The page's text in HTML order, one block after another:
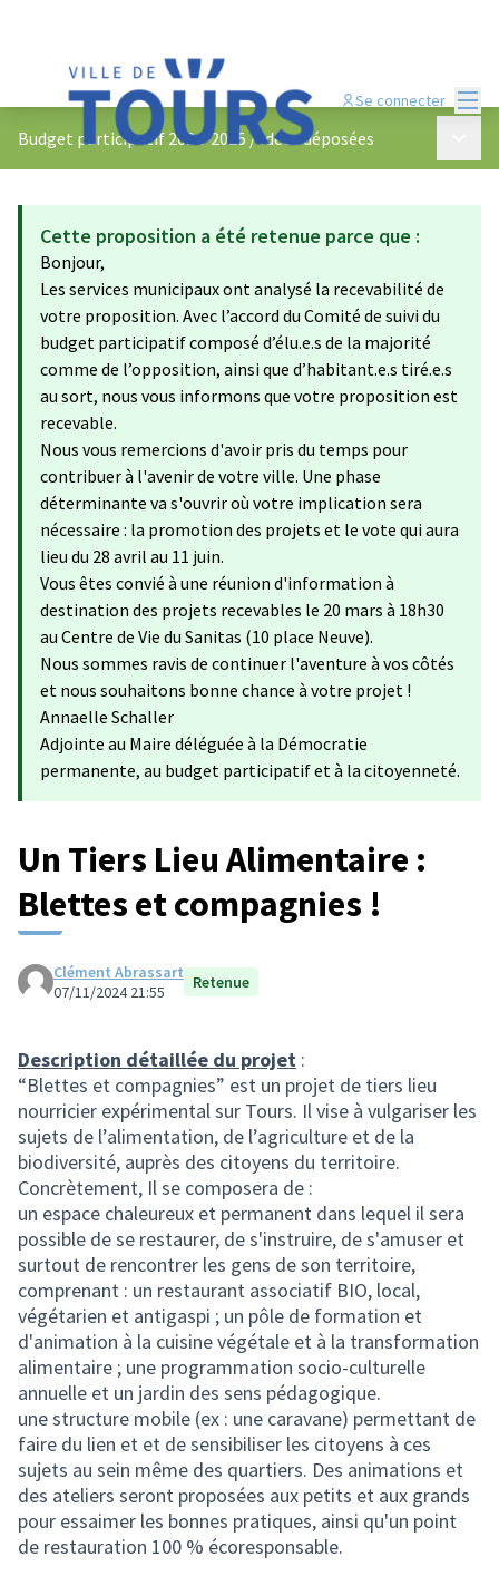
Se connecter
Budget participatif 2024-2025 /Idées déposées
Cette proposition a été retenue parce que :
Bonjour,
Les services municipaux ont analysé la recevabilité de
votre proposition. Avec l’accord du Comité de suivi du
budget participatif composé d’élu.e.s de la majorité
comme de l’opposition, ainsi que d’habitant.e.s tiré.e.s
au sort, nous vous informons que votre proposition est
recevable.
Nous vous remercions d'avoir pris du temps pour
contribuer à l'avenir de votre ville. Une phase
déterminante va s'ouvrir où votre implication sera
nécessaire : la promotion des projets et le vote qui aura
lieu du 28 avril au 11 juin.
Vous êtes convié à une réunion d'information à
destination des projets recevables le 20 mars à 18h30
au Centre de Vie du Sanitas (10 place Neuve).
Nous sommes ravis de continuer l'aventure à vos côtés
et nous souhaitons bonne chance à votre projet !
Annaelle Schaller
Adjointe au Maire déléguée à la Démocratie
permanente, au budget participatif et à la citoyenneté.
Un Tiers Lieu Alimentaire :
Blettes et compagnies !
Clément Abrassart
07/11/2024 21:55
Retenue
Description détaillée du projet :
“Blettes et compagnies” est un projet de tiers lieu
nourricier expérimental sur Tours. Il vise à vulgariser les
sujets de l’alimentation, de l’agriculture et de la
biodiversité, auprès des citoyens du territoire.
Concrètement, Il se composera de :
un espace chaleureux et permanent dans lequel il sera
possible de se restaurer, de s'instruire, de s'amuser et
surtout de rencontrer les gens de son territoire,
comprenant : un restaurant associatif BIO, local,
végétarien et antigaspi ; un pôle de formation et
d'animation à la cuisine végétale et à la transformation
alimentaire ; une programmation socio-culturelle
annuelle et un jardin des sens pédagogique.
une structure mobile (ex : une caravane) permettant de
faire du lien et et de sensibiliser les citoyens à ces
sujets au sein même des quartiers. Des animations et
des ateliers seront proposées aux petits et aux grands
pour essaimer les bonnes pratiques, ainsi qu'un point
de restauration 100 % écoresponsable.